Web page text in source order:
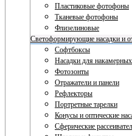
Пластиковые фотофоны
Тканевые фотофоны
Флизелиновые
Светоформирующие насадки и
Софтбоксы
Насадки для
Фотозонты
Отражатели и панели
Рефлекторы
Портретные тарелки
Конусы и оптические
Сферические